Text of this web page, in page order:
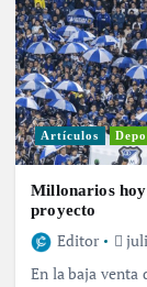
Artículos
Millonarios
proyecto
Editor
En la baja venta